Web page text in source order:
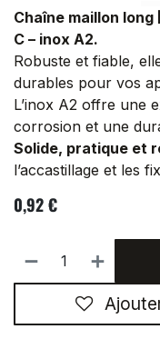
8
Chaîne maillon
C – inox A2.
Robuste et fiable,
durables pour vos
L’inox A2 offre une
corrosion et une
Solide, pratique et
l’accastillage et les
0,92€